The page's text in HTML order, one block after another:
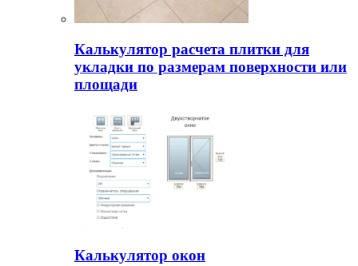
Калькулятор расчета плитки для
укладки по размерам поверхности или
площади
Калькулятор окон